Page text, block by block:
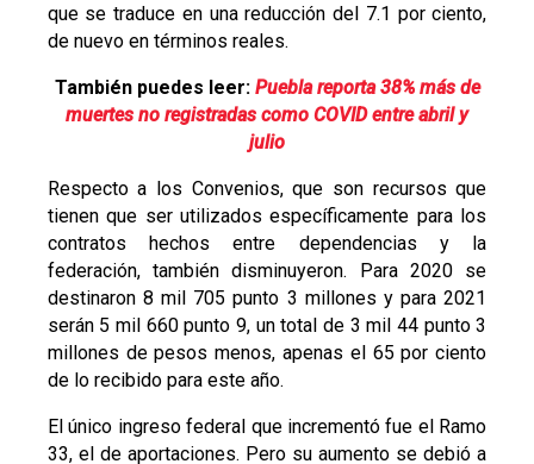
que se traduce en una reducción del 7.1 por ciento,
de nuevo en términos reales.
También puedes leer: Puebla reporta 38% más de
muertes no registradas como COVID entre abril y
julio
Respecto a los Convenios, que son recursos que
tienen que ser utilizados específicamente para los
contratos hechos entre dependencias y la
federación, también disminuyeron. Para 2020 se
destinaron 8 mil 705 punto 3 millones y para 2021
serán 5 mil 660 punto 9, un total de 3 mil 44 punto 3
millones de pesos menos, apenas el 65 por ciento
de lo recibido para este año.
El único ingreso federal que incrementó fue el Ramo
33, el de aportaciones. Pero su aumento se debió a